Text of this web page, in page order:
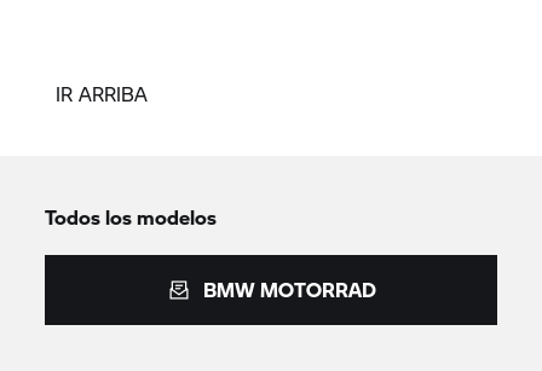
IR ARRIBA
Todos los modelos
BMW MOTORRAD